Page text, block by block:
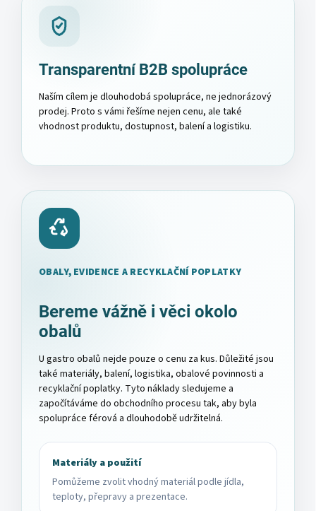
Transparentní B2B spolupráce
Naším cílem je dlouhodobá spolupráce, ne jednorázový
prodej. Proto s vámi řešíme nejen cenu, ale také
vhodnost produktu, dostupnost, balení a logistiku.
OBALY, EVIDENCE A RECYKLAČNÍ POPLATKY
Bereme vážně i věci okolo
obalů
U gastro obalů nejde pouze o cenu za kus. Důležité jsou
také materiály, balení, logistika, obalové povinnosti a
recyklační poplatky. Tyto náklady sledujeme a
započítáváme do obchodního procesu tak, aby byla
spolupráce férová a dlouhodobě udržitelná.
Materiály a použití
Pomůžeme zvolit vhodný materiál podle jídla,
teploty, přepravy a prezentace.